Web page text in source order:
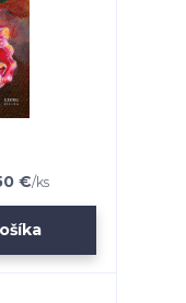
€/ks